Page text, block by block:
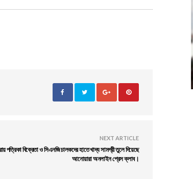
NEXT ARTICLE
পত্রিকা বিক্রেতা ও সিএনজি চালকদের হাতে খাদ্য সামগ্রী তুলে দিয়েছে
আনোয়ারা অনলাইন প্রেস ক্লাব।